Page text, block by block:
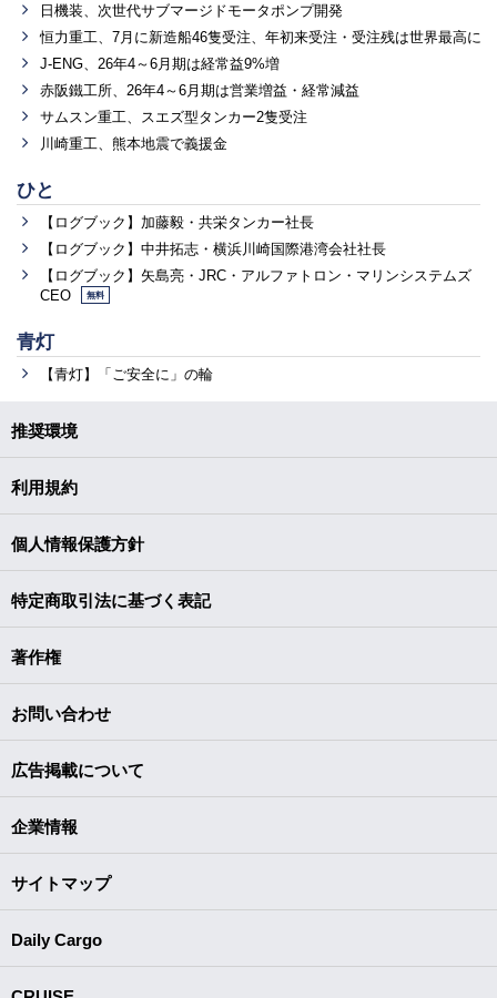
日機装、次世代サブマージドモータポンプ開発
恒力重工、7月に新造船46隻受注、年初来受注・受注残は世界最高に
J-ENG、26年4～6月期は経常益9%増
赤阪鐵工所、26年4～6月期は営業増益・経常減益
サムスン重工、スエズ型タンカー2隻受注
川崎重工、熊本地震で義援金
ひと
【ログブック】加藤毅・共栄タンカー社長
【ログブック】中井拓志・横浜川崎国際港湾会社社長
【ログブック】矢島亮・JRC・アルファトロン・マリンシステムズ
CEO
無料
青灯
【青灯】「ご安全に」の輪
推奨環境
利用規約
個人情報保護方針
特定商取引法に基づく表記
著作権
お問い合わせ
広告掲載について
企業情報
サイトマップ
Daily Cargo